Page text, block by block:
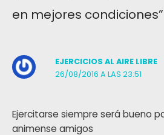
en mejores condiciones”
EJERCICIOS AL AIRE LIBRE
26/08/2016 A LAS 23:51
Ejercitarse siempre será bueno
animense amigos